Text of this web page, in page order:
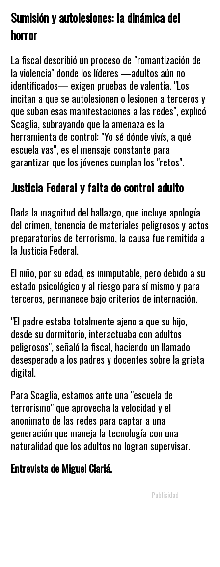
Sumisión y autolesiones: la dinámica del
horror
La fiscal describió un proceso de "romantización de
la violencia" donde los líderes —adultos aún no
identificados— exigen pruebas de valentía. "Los
incitan a que se autolesionen o lesionen a terceros y
que suban esas manifestaciones a las redes", explicó
Scaglia, subrayando que la amenaza es la
herramienta de control: "Yo sé dónde vivís, a qué
escuela vas", es el mensaje constante para
garantizar que los jóvenes cumplan los "retos".
Justicia Federal y falta de control adulto
Dada la magnitud del hallazgo, que incluye apología
del crimen, tenencia de materiales peligrosos y actos
preparatorios de terrorismo, la causa fue remitida a
la Justicia Federal.
El niño, por su edad, es inimputable, pero debido a su
estado psicológico y al riesgo para sí mismo y para
terceros, permanece bajo criterios de internación.
"El padre estaba totalmente ajeno a que su hijo,
desde su dormitorio, interactuaba con adultos
peligrosos", señaló la fiscal, haciendo un llamado
desesperado a los padres y docentes sobre la grieta
digital.
Para Scaglia, estamos ante una "escuela de
terrorismo" que aprovecha la velocidad y el
anonimato de las redes para captar a una
generación que maneja la tecnología con una
naturalidad que los adultos no logran supervisar.
Entrevista de Miguel Clariá.